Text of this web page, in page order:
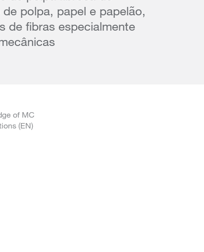
polpa, papel e papelão,
de fibras especialmente
of MC
(EN)